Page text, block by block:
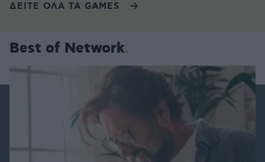
ΔΕΙΤΕ ΟΛΑ ΤΑ GAMES
Best of Network